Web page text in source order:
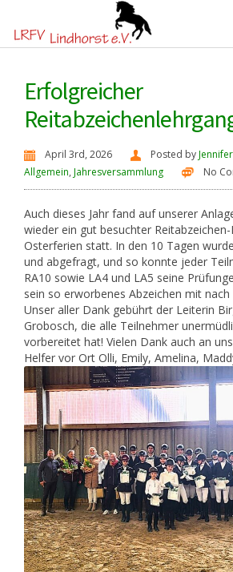
Erfolgreicher
April 3rd, 2026 Posted by
Allgemein, Jahresversammlung No
Auch dieses Jahr fand auf unserer
wieder ein gut besuchter
Osterferien statt. In den 10 Tagen
und abgefragt, und so konnte jeder
RA10 sowie LA4 und LA5 seine
sein so erworbenes Abzeichen mit nach
Unser aller Dank gebührt der Leiterin
Grobosch, die alle Teilnehmer
vorbereitet hat! Vielen Dank auch an
Helfer vor Ort Olli, Emily, Amelina,